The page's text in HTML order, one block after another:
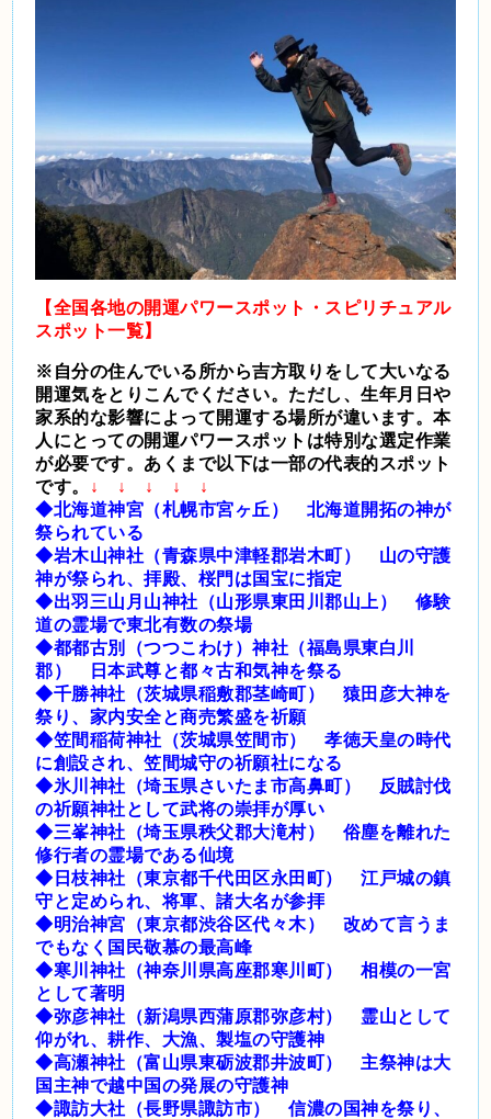
【全国各地の開運パワースポット・スピリチュアル
スポット一覧】
※自分の住んでいる所から吉方取りをして大いなる
開運気をとりこんでください。ただし、生年月日や
家系的な影響によって開運する場所が違います。本
人にとっての開運パワースポットは特別な選定作業
が必要です。あくまで以下は一部の代表的スポット
です。
↓ ↓ ↓ ↓ ↓
◆北海道神宮（札幌市宮ヶ丘） 北海道開拓の神が
祭られている
◆岩木山神社（青森県中津軽郡岩木町） 山の守護
神が祭られ、拝殿、桜門は国宝に指定
◆出羽三山月山神社（山形県東田川郡山上） 修験
道の霊場で東北有数の祭場
◆都都古別（つつこわけ）神社（福島県東白川
郡） 日本武尊と都々古和気神を祭る
◆千勝神社（茨城県稲敷郡茎崎町） 猿田彦大神を
祭り、家内安全と商売繁盛を祈願
◆笠間稲荷神社（茨城県笠間市） 孝徳天皇の時代
に創設され、笠間城守の祈願社になる
◆氷川神社（埼玉県さいたま市高鼻町） 反賊討伐
の祈願神社として武将の崇拝が厚い
◆三峯神社（埼玉県秩父郡大滝村） 俗塵を離れた
修行者の霊場である仙境
◆日枝神社（東京都千代田区永田町） 江戸城の鎮
守と定められ、将軍、諸大名が参拝
◆明治神宮（東京都渋谷区代々木） 改めて言うま
でもなく国民敬慕の最高峰
◆寒川神社（神奈川県高座郡寒川町） 相模の一宮
として著明
◆弥彦神社（新潟県西蒲原郡弥彦村） 霊山として
仰がれ、耕作、大漁、製塩の守護神
◆高瀬神社（富山県東砺波郡井波町） 主祭神は大
国主神で越中国の発展の守護神
◆諏訪大社（長野県諏訪市） 信濃の国神を祭り、